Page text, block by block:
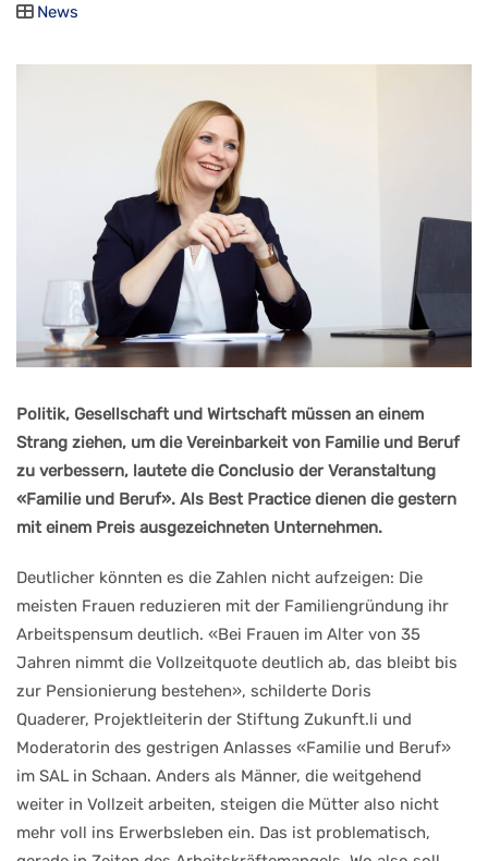
News
Politik, Gesellschaft und Wirtschaft müssen an einem
Strang ziehen, um die Vereinbarkeit von Familie und Beruf
zu verbessern, lautete die Conclusio der Veranstaltung
«Familie und Beruf». Als Best Practice dienen die gestern
mit einem Preis ausgezeichneten Unternehmen.
Deutlicher könnten es die Zahlen nicht aufzeigen: Die
meisten Frauen reduzieren mit der Familiengründung ihr
Arbeitspensum deutlich. «Bei Frauen im Alter von 35
Jahren nimmt die Vollzeitquote deutlich ab, das bleibt bis
zur Pensionierung bestehen», schilderte Doris
Quaderer, Projektleiterin der Stiftung Zukunft.li und
Moderatorin des gestrigen Anlasses «Familie und Beruf»
im SAL in Schaan. Anders als Männer, die weitgehend
weiter in Vollzeit arbeiten, steigen die Mütter also nicht
mehr voll ins Erwerbsleben ein. Das ist problematisch,